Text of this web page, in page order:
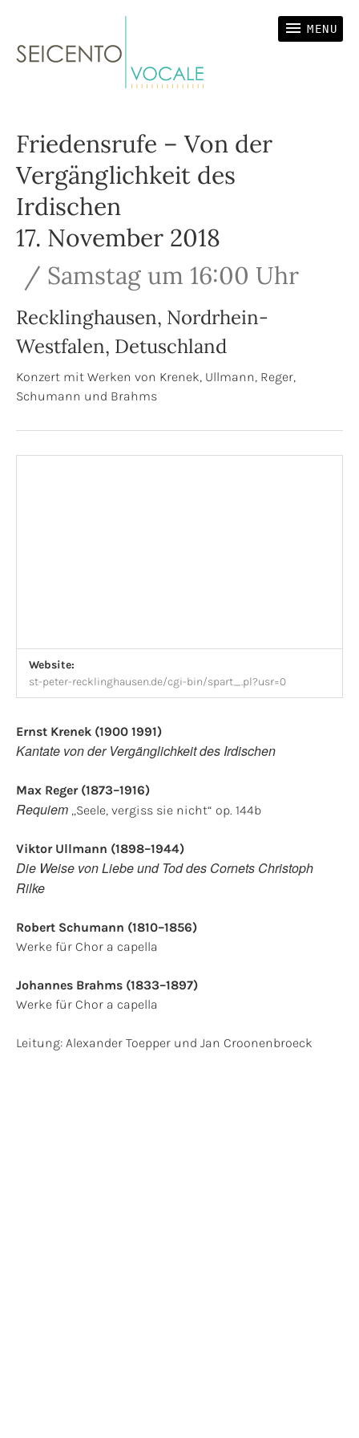
MENU
Friedensrufe – Von der
Vergänglichkeit des
Irdischen
17. November 2018
Samstag um 16:00 Uhr
Recklinghausen, Nordrhein-
Westfalen, Detuschland
Konzert mit Werken von Krenek, Ullmann, Reger,
Schumann und Brahms
Venue Details
Address
St. PeterKirchplatz 4
Recklinghausen,Nordrhein-Westfalen45657
Website:
st-peter-recklinghausen.de/cgi-bin/spart_.pl?usr=0
Ernst Krenek (1900 1991)
Kantate von der Vergänglichkeit des Irdischen
Max Reger (1873–1916)
Requiem „Seele, vergiss sie nicht“ op. 144b
Viktor Ullmann (1898–1944)
Die Weise von Liebe und Tod des Cornets Christoph
Rilke
Robert Schumann (1810–1856)
Werke für Chor a capella
Johannes Brahms (1833–1897)
Werke für Chor a capella
Leitung: Alexander Toepper und Jan Croonenbroeck